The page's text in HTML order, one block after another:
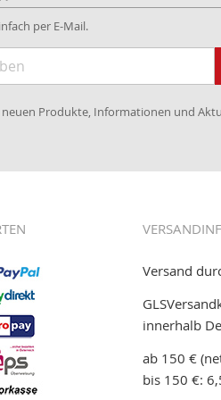
per E-Mail.
Produkte, Informationen und
Versand
innerhalb
ab 150 €
bis 150 €: